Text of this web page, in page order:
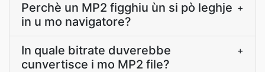
Perchè un MP2 figghiu ùn si pò leghje
in u mo navigatore?
+
In quale bitrate duverebbe
cunvertisce i mo MP2 file?
+